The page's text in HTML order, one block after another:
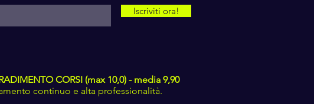
Iscriviti ora!
CORSI (max 10,0) - media 9,90
continuo e alta professionalità.